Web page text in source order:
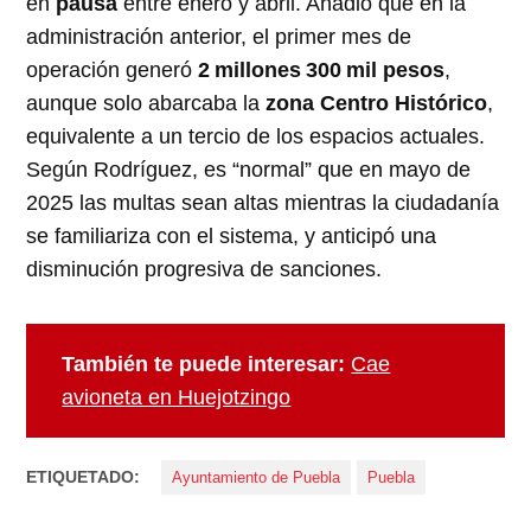
administración anterior, el primer mes de
operación generó2 millones 300 mil pesos,
aunque solo abarcaba lazona Centro Histórico,
equivalente a un tercio de los espacios actuales.
Según Rodríguez, es “normal” que en mayo de
2025 las multas sean altas mientras la ciudadanía
se familiariza con el sistema, y anticipó una
disminución progresiva de sanciones.
También te puede interesar: Cae
avioneta en Huejotzingo
ETIQUETADO: Ayuntamiento de Puebla Puebla